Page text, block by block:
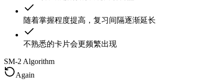
随着掌握程度提高，复习间隔逐渐延长
不熟悉的卡片会更频繁出现
SM-2 Algorithm
Again